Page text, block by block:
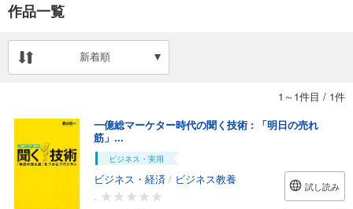
作品一覧
新着順
1～1件目 / 1件
一億総マーケター時代の聞く技術 : 「明日の売れ
筋」...
ビジネス・実用
ビジネス・経済 / ビジネス教養
-
試し読み